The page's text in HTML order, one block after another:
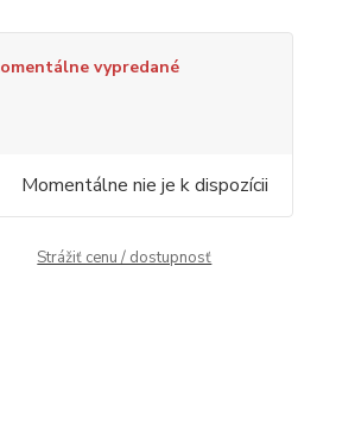
vypredané
Momentálne nie je k dispozícii
Strážiť cenu / dostupnosť